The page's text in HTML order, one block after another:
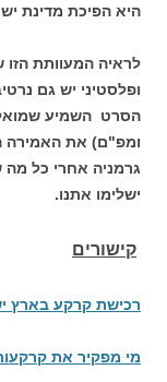
היא הפיכת מדינת
לראיה המעוותת הזו
ופלסטיני יש גם
הסרט השמיע שמואל
ומפ"ם) את האמירה
גרמניה אחרי כל מה
ישלימו אתנו.
קישורים
רכישת קרקע בארץ
מי מפקיר את